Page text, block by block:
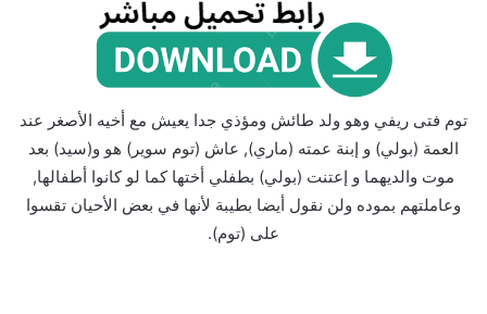
توم فتى ريفي وهو ولد طائش ومؤذي جدا يعيش مع أخيه الأصغر عند
العمة (بولي) و إبنة عمته (ماري), عاش (توم سوير) هو و(سيد) بعد
موت والديهما و إعتنت (بولي) بطفلي أختها كما لو كانوا أطفالها,
وعاملتهم بموده ولن نقول أيضا بطيبة لأنها في بعض الأحيان تقسوا
على (توم).